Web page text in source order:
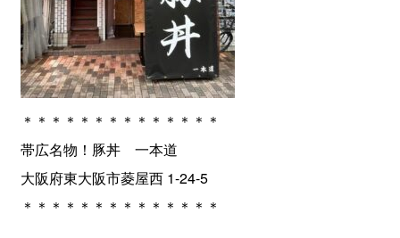
＊＊＊＊＊＊＊＊＊＊＊＊＊＊
帯広名物！豚丼 一本道
大阪府東大阪市菱屋西 1-24-5
＊＊＊＊＊＊＊＊＊＊＊＊＊＊